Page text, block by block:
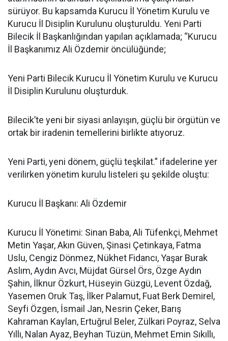
sürüyor. Bu kapsamda Kurucu İl Yönetim Kurulu ve
Kurucu İl Disiplin Kurulunu oluşturuldu. Yeni Parti
Bilecik İl Başkanlığından yapılan açıklamada; “Kurucu
İl Başkanımız Ali Özdemir öncülüğünde;
Yeni Parti Bilecik Kurucu İl Yönetim Kurulu ve Kurucu
İl Disiplin Kurulunu oluşturduk.
Bilecik’te yeni bir siyasi anlayışın, güçlü bir örgütün ve
ortak bir iradenin temellerini birlikte atıyoruz.
Yeni Parti, yeni dönem, güçlü teşkilat.” ifadelerine yer
verilirken yönetim kurulu listeleri şu şekilde oluştu:
Kurucu İl Başkanı: Ali Özdemir
Kurucu İl Yönetimi: Sinan Baba, Ali Tüfenkçi, Mehmet
Metin Yaşar, Akın Güven, Şinasi Çetinkaya, Fatma
Uslu, Cengiz Dönmez, Nükhet Fidancı, Yaşar Burak
Aslım, Aydın Avcı, Müjdat Gürsel Örs, Özge Aydın
Şahin, İlknur Özkurt, Hüseyin Güzgü, Levent Özdağ,
Yasemen Oruk Taş, İlker Palamut, Fuat Berk Demirel,
Seyfi Özgen, İsmail Jan, Nesrin Çeker, Barış
Kahraman Kaylan, Ertuğrul Beler, Zülkari Poyraz, Selva
Yıllı, Nalan Ayaz, Beyhan Tüzün, Mehmet Emin Sıkıllı,